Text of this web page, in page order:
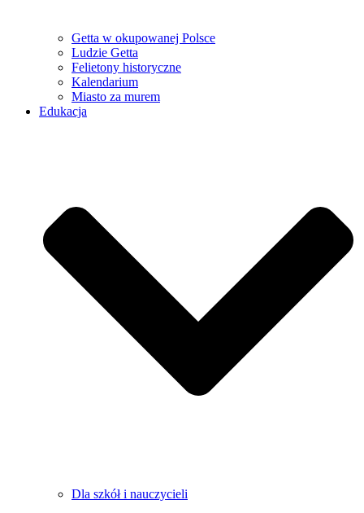
Getta w okupowanej Polsce
Ludzie Getta
Felietony historyczne
Kalendarium
Miasto za murem
Edukacja
Dla szkół i nauczycieli